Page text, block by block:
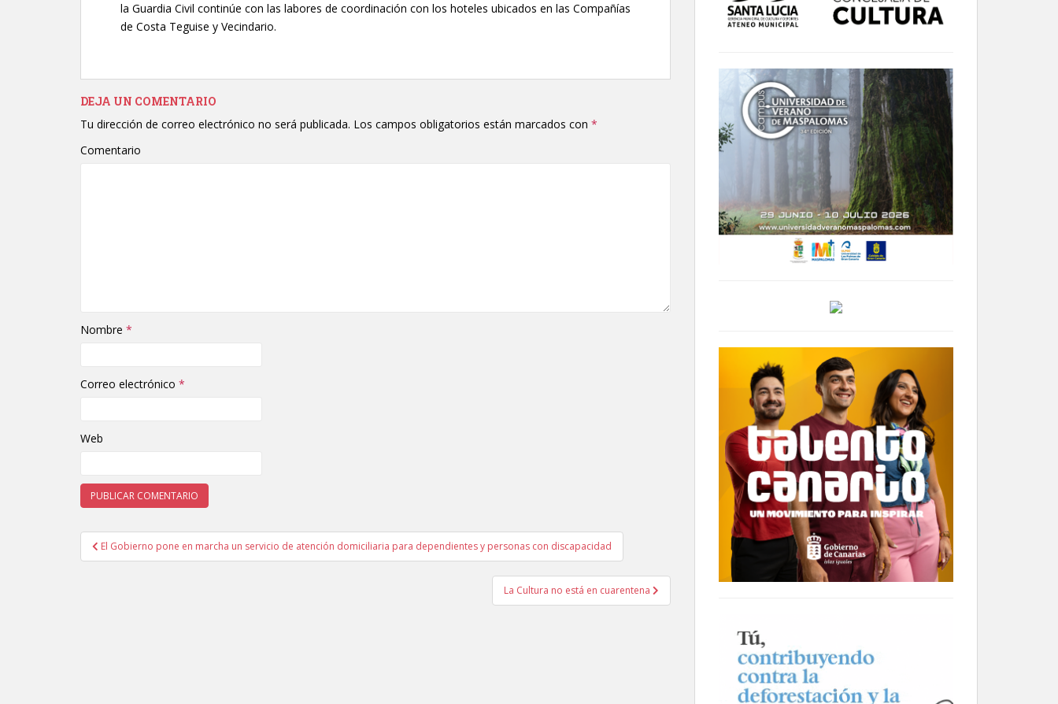
la Guardia Civil continúe con las labores de coordinación con los hoteles ubicados en las Compañías
de Costa Teguise y Vecindario.
DEJA UN COMENTARIO
Tu dirección de correo electrónico no será publicada. Los campos obligatorios están marcados con *
Comentario
Nombre *
Correo electrónico *
Web
Navegación de entradas
El Gobierno pone en marcha un servicio de atención domiciliaria para dependientes y personas con discapacidad
La Cultura no está en cuarentena